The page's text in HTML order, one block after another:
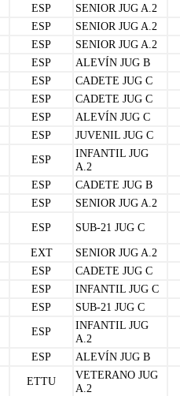
ESP SENIOR JUG A.2
ESP SENIOR JUG A.2
ESP SENIOR JUG A.2
ESP ALEVÍN JUG B
ESP CADETE JUG C
ESP CADETE JUG C
ESP ALEVÍN JUG C
ESP JUVENIL JUG C
ESP
INFANTIL JUG
A.2
ESP CADETE JUG B
ESP SENIOR JUG A.2
ESP SUB-21 JUG C
EXT SENIOR JUG A.2
ESP CADETE JUG C
ESP INFANTIL JUG C
ESP SUB-21 JUG C
ESP
INFANTIL JUG
A.2
ESP ALEVÍN JUG B
ETTU
VETERANO JUG
A.2